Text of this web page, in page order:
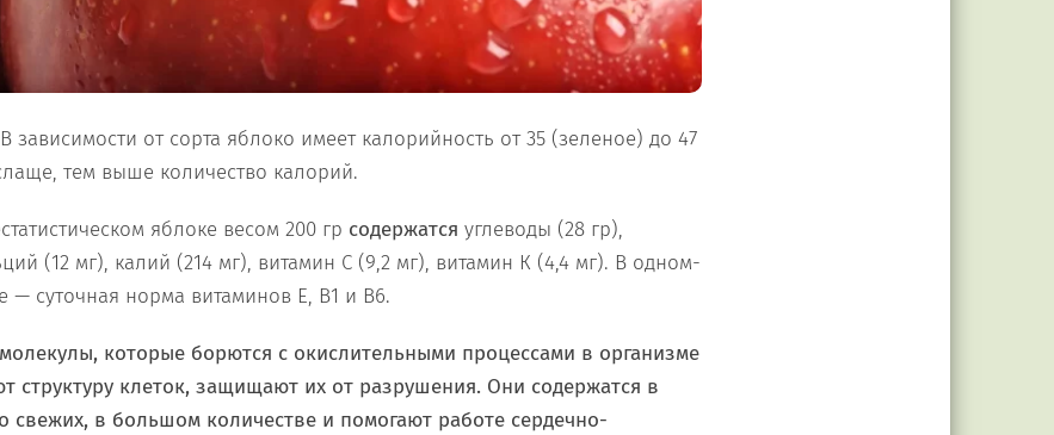
от сорта яблоко имеет калорийность от 35 (зеленое) до 47
тем выше количество калорий.
яблоке весом 200 гр содержатся углеводы (28 гр),
(12 мг), калий (214 мг), витамин С (9,2 мг), витамин К (4,4 мг). В одном-
— суточная норма витаминов Е, В1 и В6.
которые борются с окислительными процессами в организме
структуру клеток, защищают их от разрушения. Они содержатся в
свежих, в большом количестве и помогают работе сердечно-